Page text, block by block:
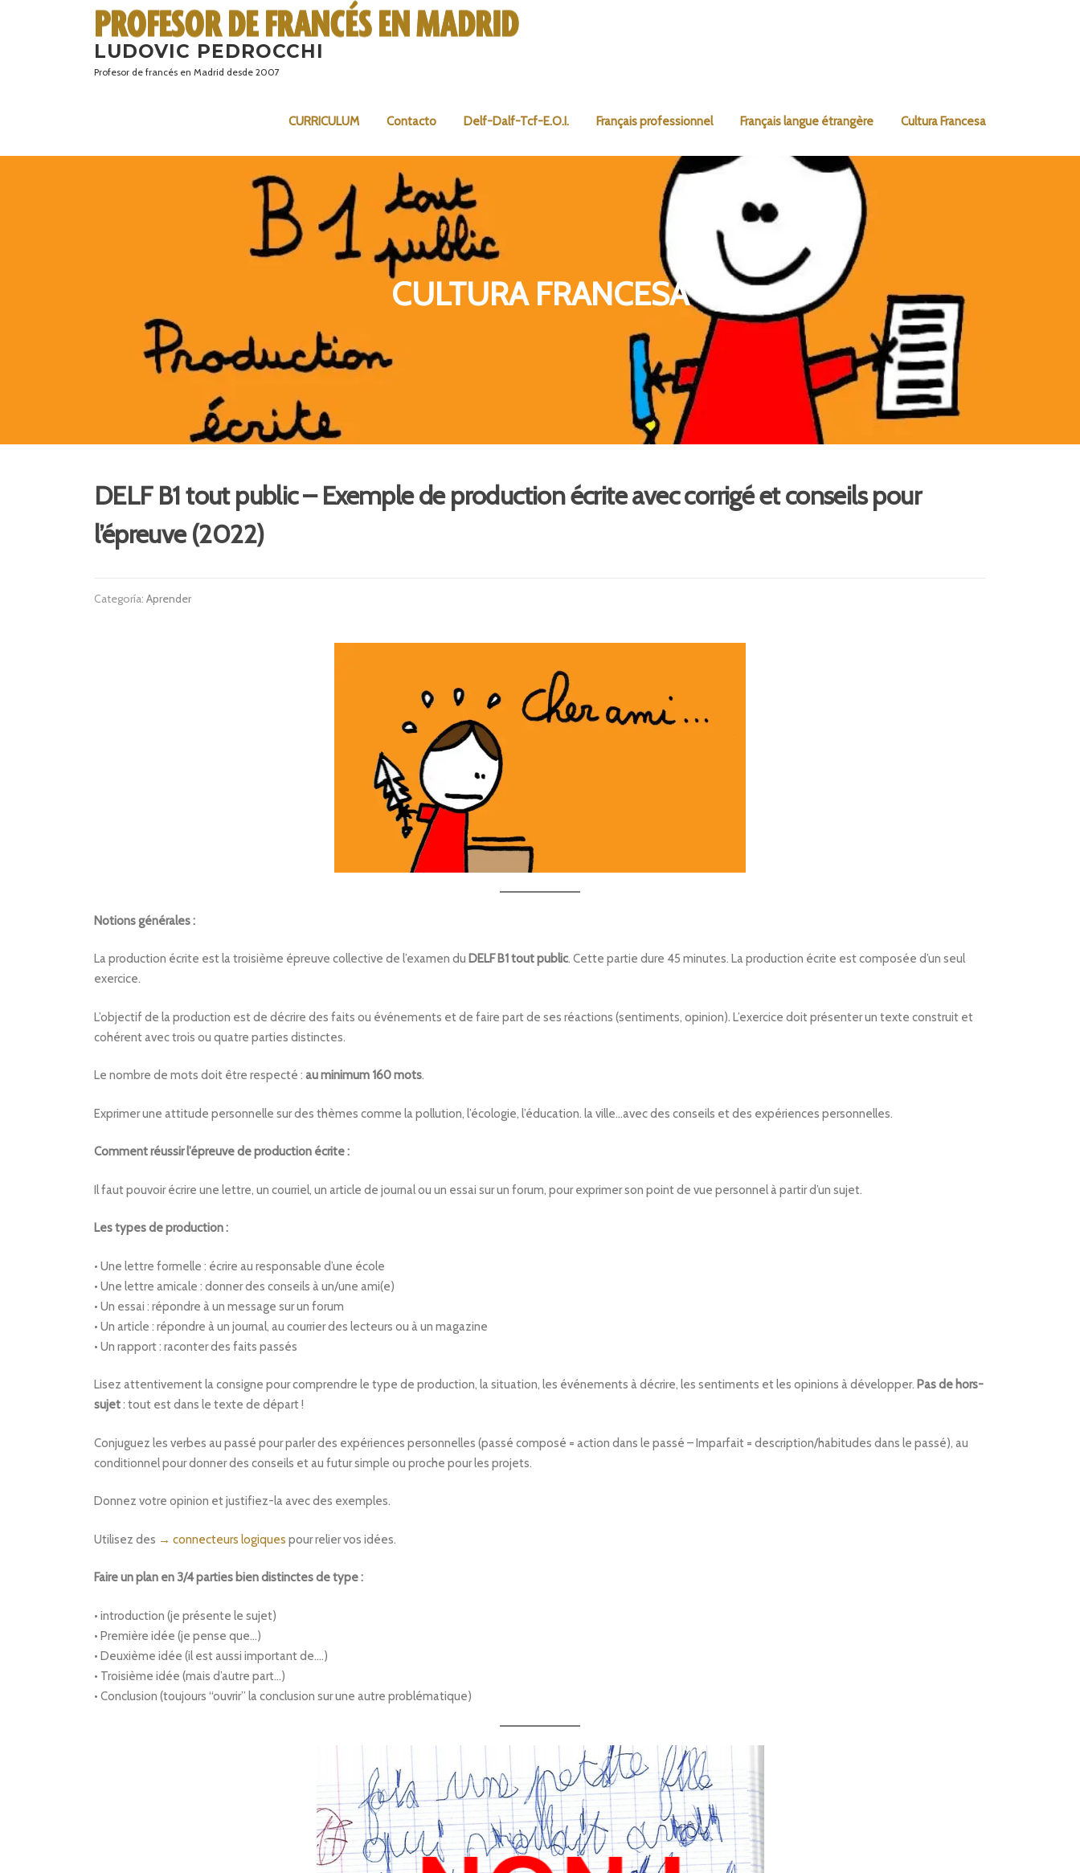
LUDOVIC PEDROCCHI
Profesor de francés en Madrid desde 2007
CURRICULUM Contacto Delf-Dalf-Tcf-E.O.I. Français professionnel Français langue étrangère Cultura Francesa
CULTURA FRANCESA
DELF B1 tout public – Exemple de production écrite avec corrigé et conseils pour
l’épreuve (2022)
Categoría: Aprender
Notions générales :
La production écrite est la troisième épreuve collective de l’examen du DELF B1 tout public. Cette partie dure 45 minutes. La production écrite est composée d’un seul
exercice.
L’objectif de la production est de décrire des faits ou événements et de faire part de ses réactions (sentiments, opinion). L’exercice doit présenter un texte construit et
cohérent avec trois ou quatre parties distinctes.
Le nombre de mots doit être respecté : au minimum 160 mots.
Exprimer une attitude personnelle sur des thèmes comme la pollution, l’écologie, l’éducation. la ville…avec des conseils et des expériences personnelles.
Comment réussir l’épreuve de production écrite :
Il faut pouvoir écrire une lettre, un courriel, un article de journal ou un essai sur un forum, pour exprimer son point de vue personnel à partir d’un sujet.
Les types de production :
• Une lettre formelle : écrire au responsable d’une école
• Une lettre amicale : donner des conseils à un/une ami(e)
• Un essai : répondre à un message sur un forum
• Un article : répondre à un journal, au courrier des lecteurs ou à un magazine
• Un rapport : raconter des faits passés
Lisez attentivement la consigne pour comprendre le type de production, la situation, les événements à décrire, les sentiments et les opinions à développer. Pas de hors-
sujet: tout est dans le texte de départ !
Conjuguez les verbes au passé pour parler des expériences personnelles (passé composé = action dans le passé – Imparfait = description/habitudes dans le passé), au
conditionnel pour donner des conseils et au futur simple ou proche pour les projets.
Donnez votre opinion et justifiez-la avec des exemples.
Utilisez des → connecteurs logiques pour relier vos idées.
Faire un plan en 3/4 parties bien distinctes de type :
• introduction (je présente le sujet)
• Première idée (je pense que…)
• Deuxième idée (il est aussi important de….)
• Troisième idée (mais d’autre part…)
• Conclusion (toujours “ouvrir” la conclusion sur une autre problématique)